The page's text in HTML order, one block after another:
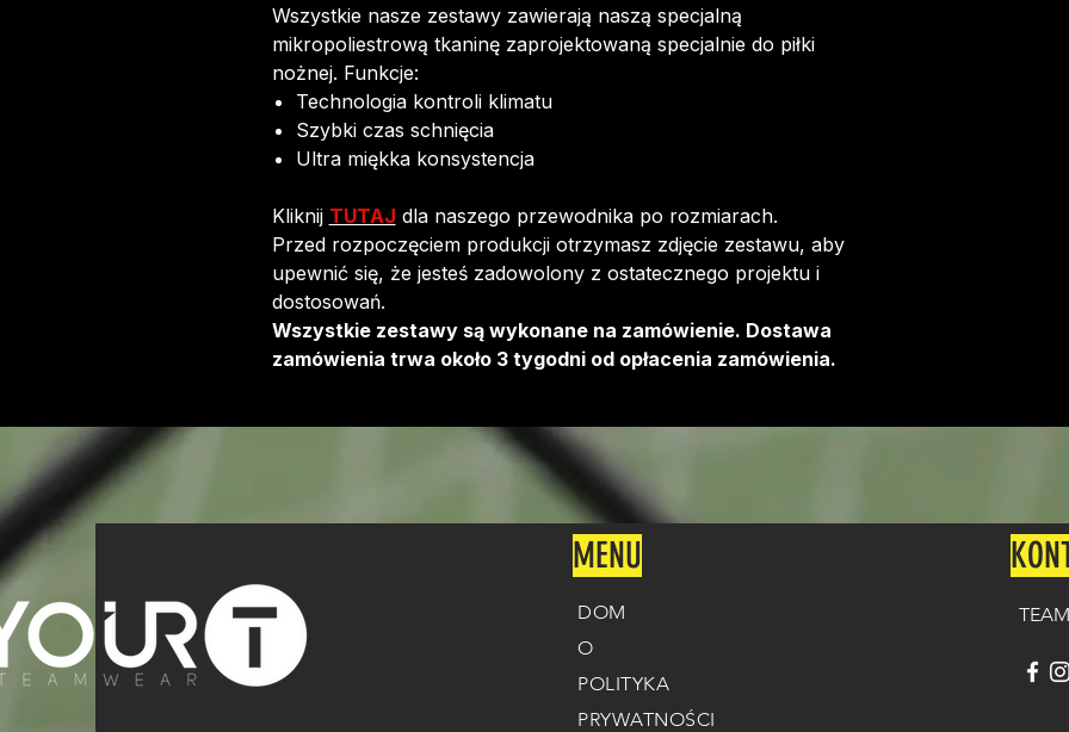
Wszystkie nasze zestawy zawierają naszą specjalną
mikropoliestrową tkaninę zaprojektowaną specjalnie do piłki
nożnej. Funkcje:
Technologia kontroli klimatu
Szybki czas schnięcia
Ultra miękka konsystencja
Kliknij TUTAJ dla naszego przewodnika po rozmiarach.
Przed rozpoczęciem produkcji otrzymasz zdjęcie zestawu, aby
upewnić się, że jesteś zadowolony z ostatecznego projektu i
dostosowań.
Wszystkie zestawy są wykonane na zamówienie. Dostawa
zamówienia trwa około 3 tygodni od opłacenia zamówienia.
MENU
DOM
O
POLITYKA
PRYWATNOŚCI